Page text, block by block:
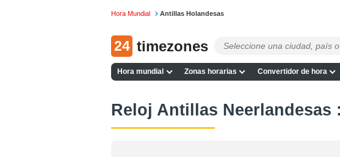
Hora Mundial Antillas Holandesas
24 timezones
Hora mundial Zonas horarias Convertidor de hora
Reloj Antillas Neerlandesas